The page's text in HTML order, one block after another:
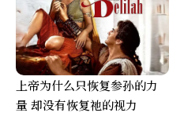
上帝为什么只恢复参孙的力
量 却没有恢复祂的视力